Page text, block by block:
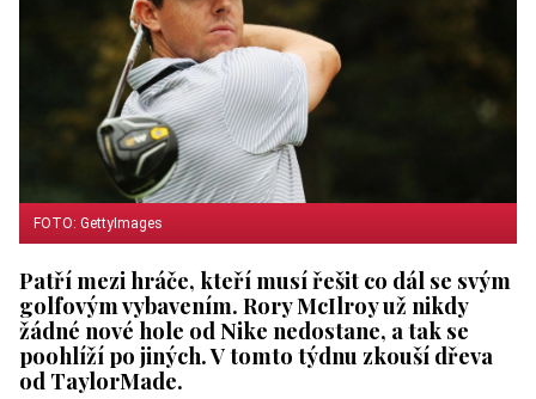
FOTO: GettyImages
Patří mezi hráče, kteří musí řešit co dál se svým
golfovým vybavením. Rory McIlroy už nikdy
žádné nové hole od Nike nedostane, a tak se
poohlíží po jiných. V tomto týdnu zkouší dřeva
od TaylorMade.